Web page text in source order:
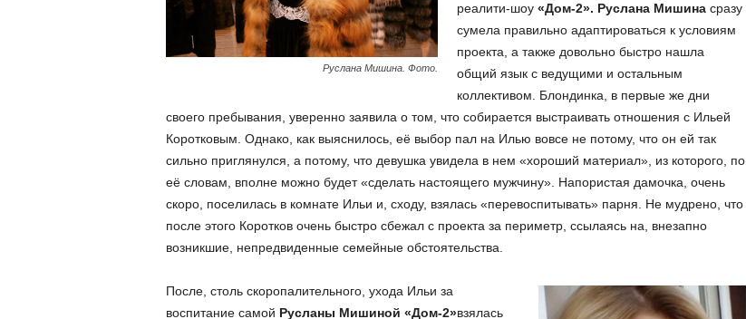
Руслана Мишина. Фото.
реалити-шоу «Дом-2». Руслана Мишинасразу
сумела правильно адаптироваться к условиям
проекта, а также довольно быстро нашла
общий язык с ведущими и остальным
коллективом. Блондинка, в первые же дни
своего пребывания, уверенно заявила о том, что собирается выстраивать отношения с Ильей
Коротковым. Однако, как выяснилось, её выбор пал на Илью вовсе не потому, что он ей так
сильно приглянулся, а потому, что девушка увидела в нем «хороший материал», из которого, по
её словам, вполне можно будет «сделать настоящего мужчину». Напористая дамочка, очень
скоро, поселилась в комнате Ильи и, сходу, взялась «перевоспитывать» парня. Не мудрено, что
после этого Коротков очень быстро сбежал с проекта за периметр, ссылаясь на, внезапно
возникшие, непредвиденные семейные обстоятельства.
После, столь скоропалительного, ухода Ильи за
воспитание самой Русланы Мишиной «Дом-2»взялась